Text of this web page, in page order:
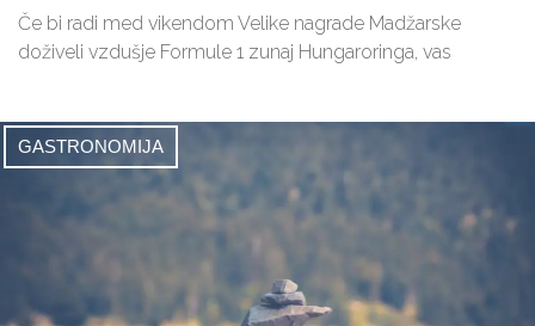
Če bi radi med vikendom Velike nagrade Madžarske
doživeli vzdušje Formule 1 zunaj Hungaroringa, vas
GASTRONOMIJA